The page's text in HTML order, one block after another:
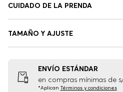
CUIDADO DE LA PRENDA
TAMAÑO Y AJUSTE
ENVÍO ESTÁNDAR
en compras mínimas de
*Aplican Términos y condiciones